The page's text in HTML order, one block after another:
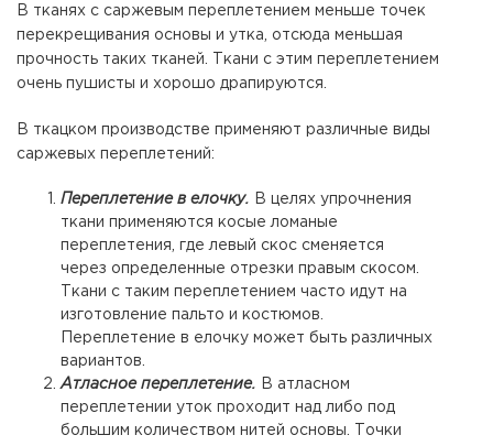
В тканях с саржевым переплетением меньше точек
перекрещивания основы и утка, отсюда меньшая
прочность таких тканей. Ткани с этим переплетением
очень пушисты и хорошо драпируются.
В ткацком производстве применяют различные виды
саржевых переплетений:
Переплетение в елочку.
В целях упрочнения
ткани применяются косые ломаные
переплетения, где левый скос сменяется
через определенные отрезки правым скосом.
Ткани с таким переплетением часто идут на
изготовление пальто и костюмов.
Переплетение в елочку может быть различных
вариантов.
Атласное переплетение. В атласном
переплетении уток проходит над либо под
большим количеством нитей основы. Точки